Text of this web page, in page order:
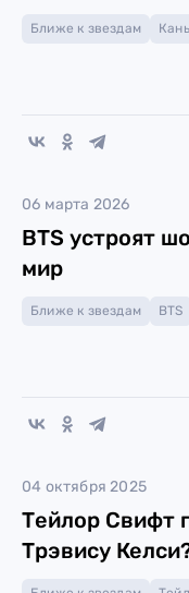
Ближе к звездам
06 марта 2026
BTS устроят
мир
Ближе к звездам BTS
04 октября 2025
Тейлор Свифт
Трэвису